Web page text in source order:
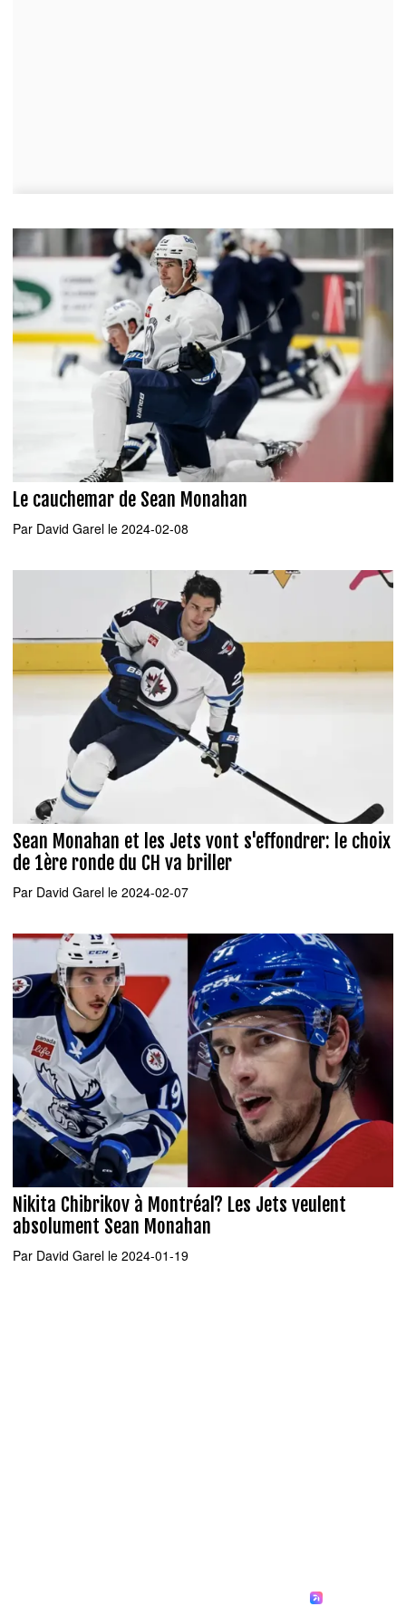
Le cauchemar de Sean Monahan
Par David Garel le 2024-02-08
Sean Monahan et les Jets vont s'effondrer: le choix
de 1ère ronde du CH va briller
Par David Garel le 2024-02-07
Nikita Chibrikov à Montréal? Les Jets veulent
absolument Sean Monahan
Par David Garel le 2024-01-19